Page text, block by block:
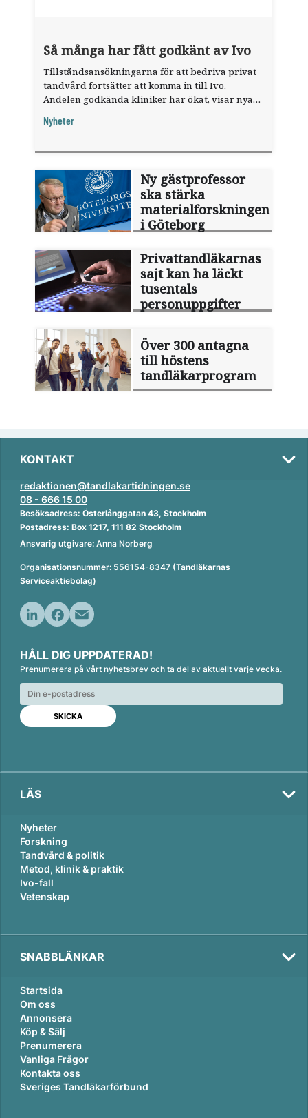
Så många har fått godkänt av Ivo
Tillståndsansökningarna för att bedriva privat
tandvård fortsätter att komma in till Ivo.
Andelen godkända kliniker har ökat, visar nya
Nyheter
Ny gästprofessor
ska stärka
materialforskningen
i Göteborg
Privattandläkarnas
sajt kan ha läckt
tusentals
personuppgifter
Över 300 antagna
till höstens
tandläkarprogram
KONTAKT
redaktionen@tandlakartidningen.se
08 - 666 15 00
Besöksadress: Österlånggatan 43, Stockholm
Postadress: Box 1217, 111 82 Stockholm
Ansvarig utgivare: Anna Norberg
Organisationsnummer: 556154-8347 (Tandläkarnas
Serviceaktiebolag)
n
k
e
d
n
c
e
b
o
o
k
a
i
l
HÅLL DIG UPPDATERAD!
Prenumerera på vårt nyhetsbrev och ta del av aktuellt varje vecka.
LÄS
Nyheter
Forskning
Tandvård & politik
Metod, klinik & praktik
Ivo-fall
Vetenskap
SNABBLÄNKAR
Startsida
Om oss
Annonsera
Köp & Sälj
Prenumerera
Vanliga Frågor
Kontakta oss
Sveriges Tandläkarförbund